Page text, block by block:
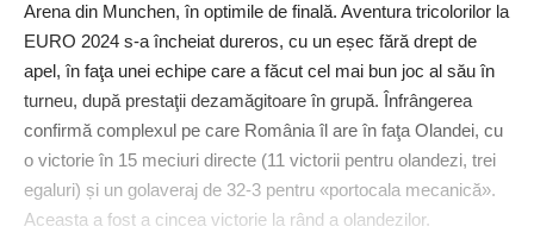
Arena din Munchen, în optimile de finală. Aventura tricolorilor la
EURO 2024 s-a încheiat dureros, cu un eșec fără drept de
apel, în faţa unei echipe care a făcut cel mai bun joc al său în
turneu, după prestaţii dezamăgitoare în grupă. Înfrângerea
confirmă complexul pe care România îl are în faţa Olandei, cu
o victorie în 15 meciuri directe (11 victorii pentru olandezi, trei
egaluri) și un golaveraj de 32-3 pentru «portocala mecanică».
Aceasta a fost a cincea victorie la rând a olandezilor.